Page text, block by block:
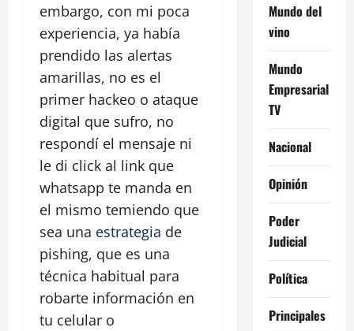
embargo, con mi poca
experiencia, ya había
prendido las alertas
amarillas, no es el
primer hackeo o ataque
digital que sufro, no
respondí el mensaje ni
le di click al link que
whatsapp te manda en
el mismo temiendo que
sea una estrategia de
pishing, que es una
técnica habitual para
robarte información en
tu celular o
Mundo del
vino
Mundo
Empresarial
TV
Nacional
Opinión
Poder
Judicial
Política
Principales